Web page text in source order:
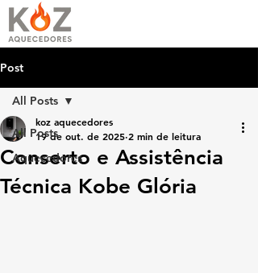
Post
All Posts
Aquecedores
All Posts
Conserto e Assistência
Técnica Kobe Glória
koz aquecedores
19 de out. de 2025 2 min de leitura